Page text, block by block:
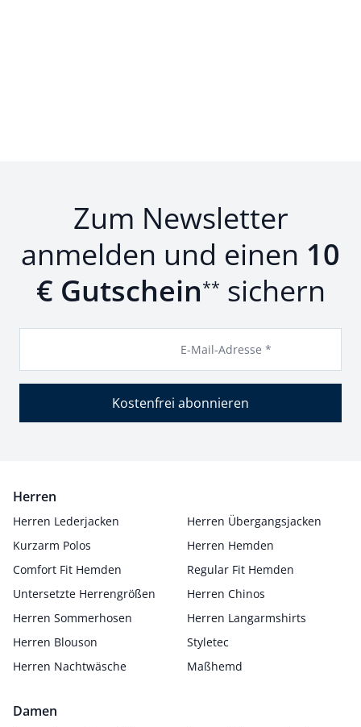
Zum Newsletter
anmelden und einen 10
€ Gutschein** sichern
E-Mail-Adresse *
Kostenfrei abonnieren
Herren
Herren Lederjacken
Herren Übergangsjacken
Kurzarm Polos
Herren Hemden
Comfort Fit Hemden
Regular Fit Hemden
Untersetzte Herrengrößen
Herren Chinos
Herren Sommerhosen
Herren Langarmshirts
Herren Blouson
Styletec
Herren Nachtwäsche
Maßhemd
Damen